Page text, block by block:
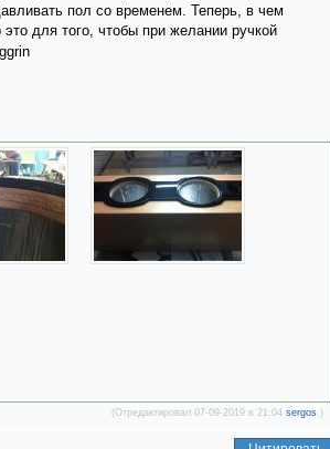
пол со временем. Теперь, в чем
для того, чтобы при желании ручкой
(Отредактировал 07-09-2019 в 21:04 sergos.)